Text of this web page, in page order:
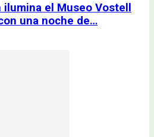
ilumina el Museo Vostell
una noche de…